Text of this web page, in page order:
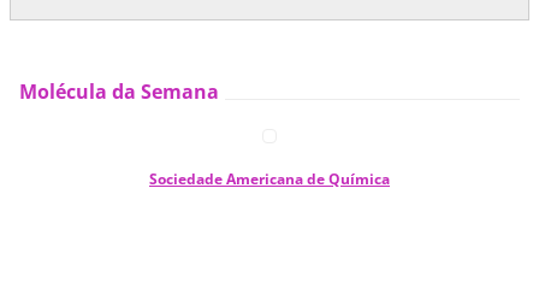
Molécula da Semana
Sociedade Americana de Química